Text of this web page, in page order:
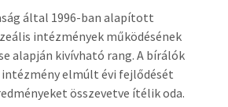
által 1996-ban alapított
intézmények működésének
alapján kivívható rang. A bírálók
elmúlt évi fejlődését
összevetve ítélik oda.